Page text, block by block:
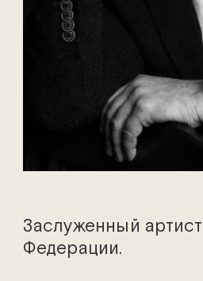
Заслуженный
Федерации.